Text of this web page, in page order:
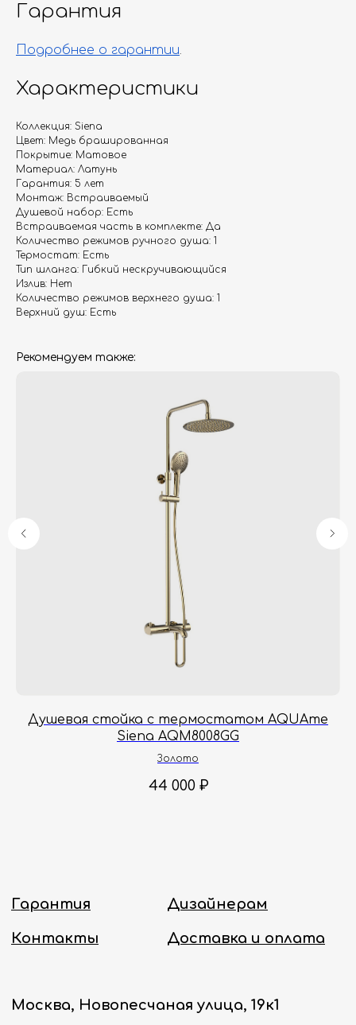
Гарантия
Подробнее о гарантии.
Характеристики
Коллекция: Siena
Цвет: Медь брашированная
Покрытие: Матовое
Материал: Латунь
Гарантия: 5 лет
Монтаж: Встраиваемый
Душевой набор: Есть
Встраиваемая часть в комплекте: Да
Количество режимов ручного душа: 1
Термостат: Есть
Тип шланга: Гибкий нескручивающийся
Излив: Нет
Количество режимов верхнего душа: 1
Верхний душ: Есть
Рекомендуем также:
Душевая стойка с термостатом AQUAme
Siena AQM8008GG
Золото
44 000 ₽
Дизайнерам
Доставка и оплата
Москва, Новопесчаная улица, 19к1
+7 (495) 782-78-74
заказы с понедельника по пятницу
Политика конфиденциальности